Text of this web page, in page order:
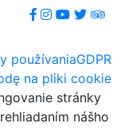
používaniaGDPR
na pliki cookie
stránky
nášho